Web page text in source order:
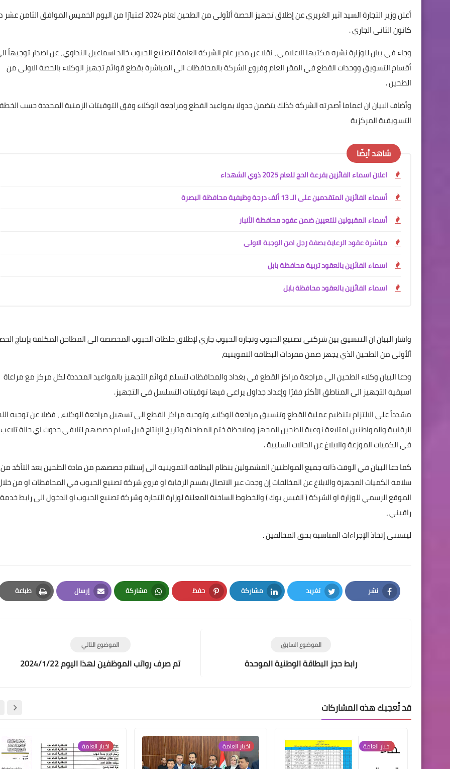
أعلن وزير التجارة السيد اثير الغريري عن إطلاق تجهيز الحصة ألأولى من الطحين لعام 2024 اعتبارًا من اليوم الخميس الموافق
كانون الثاني الجاري .
وجاء في بيان للوزارة نشره مكتبها الاعلامي ، نقلا عن مدير عام الشركة العامة لتصنيع الحبوب خالد اسماعيل النداوي ، عن اصدار توجيهاً
أقسام التسويق ووحدات القطع في المقر العام وفروع الشركة بالمحافظات الى المباشرة بقطع قوائم تجهيز الوكلاء بالحصة الاولى من
الطحين .
وأضاف البيان ان اعماما أصدرته الشركة كذلك يتضمن جدولا بمواعيد القطع ومراجعة الوكلاء وفق التوقيتات الزمنية المحددة حسب الخطة
التسويقية المركزية
شاهد أيضًا
اعلان اسماء الفائزين بقرعة الحج للعام 2025 ذوي الشهداء
أسماء الفائزين المتقدمين على الـ 13 ألف درجة وظيفية محافظة البصرة
أسماء المقبولين للتعيين ضمن عقود محافظة الأنبار
مباشرة عقود الرعاية بصفة رجل امن الوجبة الاولى
اسماء الفائزين بالعقود تربية محافظة بابل
اسماء الفائزين بالعقود محافظة بابل
واشار البيان ان التنسيق بين شركتي تصنيع الحبوب وتجارة الحبوب جاري لإطلاق خلطات الحبوب المخصصة الى المطاحن المكلفة بإنتاج
ألأولى من الطحين الذي يجهز ضمن مفردات البطاقة التموينية،
ودعا البيان وكلاء الطحين الى مراجعة مراكز القطع في بغداد والمحافظات لتسلم قوائم التجهيز بالمواعيد المحددة لكل مركز مع مراعاة
اسبقية التجهيز الى المناطق الأكثر فقرًا وإعداد جداول يراعى فيها توقيتات التسلسل في التجهيز.
مشدداً على الالتزام بتنظيم عملية القطع وتنسيق مراجعة الوكلاء، وتوجيه مراكز القطع الى تسهيل مراجعة الوكلاء، ، فضلا عن توجيه
الرقابية والمواطنين لمتابعة نوعية الطحين المجهز وملاحظة ختم المطحنة وتاريخ الإنتاج قبل تسلم حصصهم لتلافي حدوث اي حالة تلاعب
في الكميات الموزعة والابلاغ عن الحالات السلبية .
كما دعا البيان في الوقت ذاته جميع المواطنين المشمولين بنظام البطاقة التموينية الى إستلام حصصهم من مادة الطحين بعد التأكد من
سلامة الكميات المجهزة والابلاغ عن المخالفات إن وجدت عبر الاتصال بقسم الرقابة او فروع شركة تصنيع الحبوب في المحافظات او من
الموقع الرسمي للوزارة او الشركة ( الفيس بوك ) والخطوط الساخنة المعلنة لوزارة التجارة وشركة تصنيع الحبوب او الدخول الى رابط خدمة
راقبني ،
ليتسنى إتخاذ الإجراءات المناسبة بحق المخالفين .
نشر
Facebook
تغريد
Twitter
مشاركة
LinkedIn
حفظ
Pinterest
مشاركة
Whatsapp
إرسال
Email
طباعة
Print
الموضوع التالي
تم صرف رواتب الموظفين لهذا اليوم 2024/1/22
الموضوع السابق
رابط حجز البطاقة الوطنية الموحدة
قد تُعجبك هذه المشاركات
اخبار العامة اخبار العامة اخبار العامة
10 فبراير 2022
20 فبراير 2022
علي المالكي